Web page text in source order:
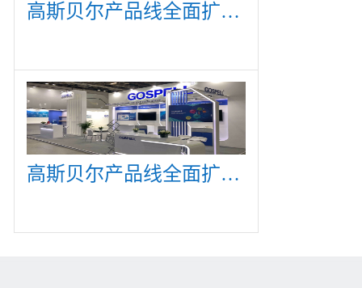
高斯贝尔产品线全面扩展，众多新产品亮相CommunicAsia 2019
高斯贝尔产品线全面扩展，众多新产品亮相CommunicAsia 2019